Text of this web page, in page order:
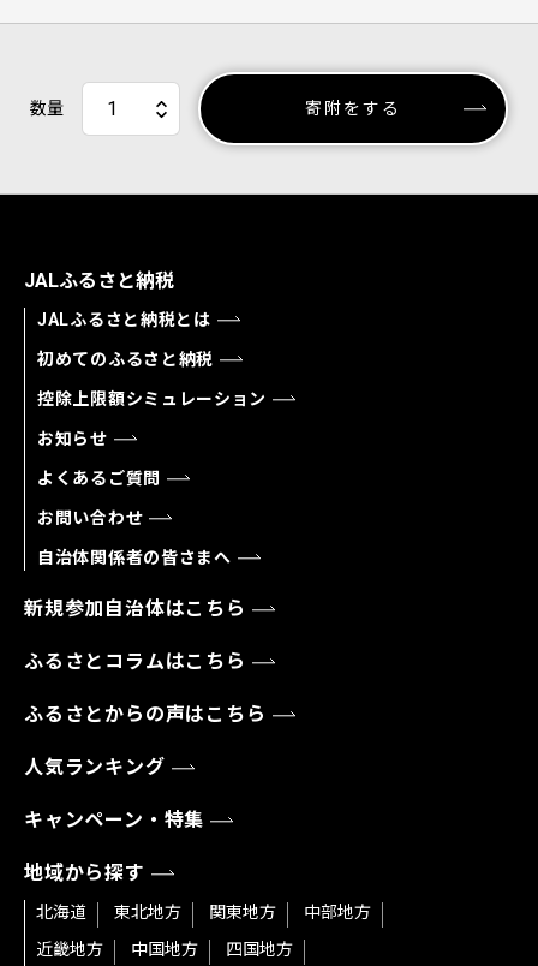
数量 寄附をする
JALふるさと納税
JALふるさと納税とは
初めてのふるさと納税
控除上限額シミュレーション
お知らせ
よくあるご質問
お問い合わせ
自治体関係者の皆さまへ
新規参加自治体はこちら
ふるさとコラムはこちら
ふるさとからの声はこちら
人気ランキング
キャンペーン・特集
地域から探す
北海道 東北地方 関東地方
中部地方
近畿地方
中国地方
四国地方